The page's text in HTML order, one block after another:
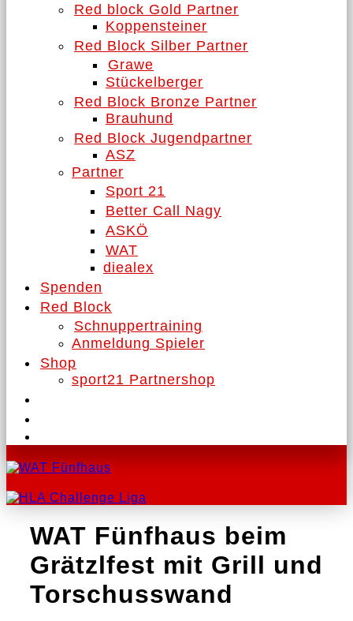
Red block Gold Partner
Koppensteiner
Red Block Silber Partner
Grawe
Stückelberger
Red Block Bronze Partner
Brauhund
Red Block Jugendpartner
ASZ
Partner
Sport 21
Better Call Nagy
ASKÖ
WAT
diealex
Spenden
Red Block
Schnuppertraining
Anmeldung Spieler
Shop
sport21 Partnershop
WAT Fünfhaus beim
Grätzlfest mit Grill und
Torschusswand